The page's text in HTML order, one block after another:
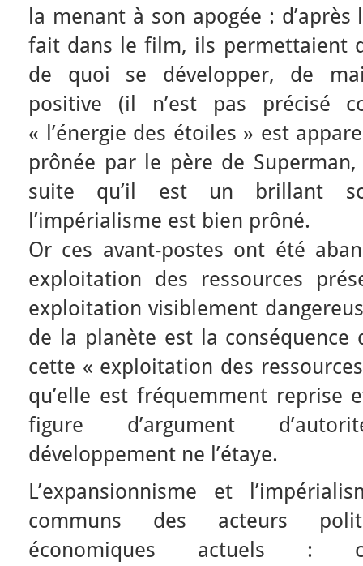
la menant à son apogée :
fait dans le film, ils permettaient
de quoi se développer, de
positive (il n’est pas précisé
« l’énergie des étoiles » est
prônée par le père de
suite qu’il est un brillant
l’impérialisme est bien prôné.
Or ces avant-postes ont été
exploitation des ressources
exploitation visiblement
de la planète est la conséquence
cette « exploitation des
qu’elle est fréquemment reprise
figure d’argument
développement ne l’étaye.
L’expansionnisme et
communs des acteurs
économiques actuels :